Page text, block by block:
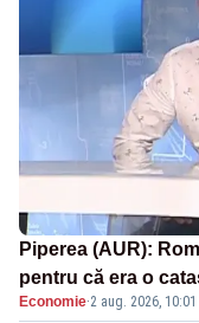
Piperea (AUR):
pentru că era o
pensii
Economie·2 aug. 2026, 10:01